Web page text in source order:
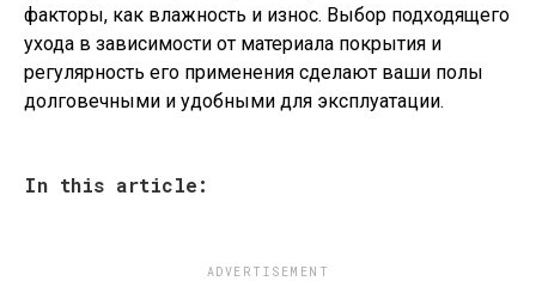
факторы, как влажность и износ. Выбор подходящего
ухода в зависимости от материала покрытия и
регулярность его применения сделают ваши полы
долговечными и удобными для эксплуатации.
In this article:
ADVERTISEMENT